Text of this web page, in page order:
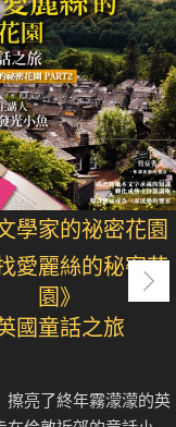
學家的祕密花園
愛麗絲的秘密花
園》
國童話之旅
擦亮了終年霧濛濛的英